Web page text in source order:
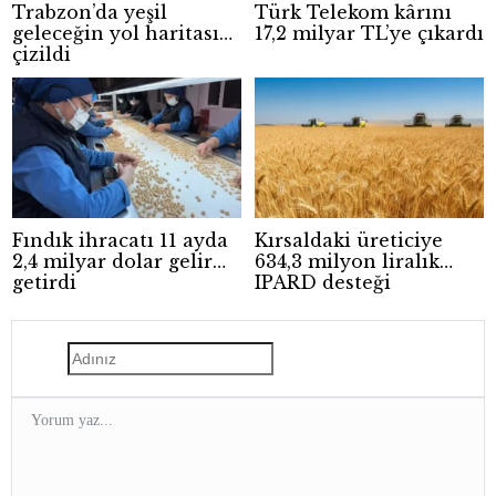
Trabzon’da yeşil
geleceğin yol haritası
çizildi
Türk Telekom kârını
17,2 milyar TL’ye çıkardı
Fındık ihracatı 11 ayda
2,4 milyar dolar gelir
getirdi
Kırsaldaki üreticiye
634,3 milyon liralık
IPARD desteği